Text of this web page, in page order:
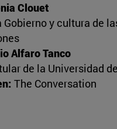
Clouet
Gobierno y cultura de
Alfaro Tanco
de la Universidad
The Conversation